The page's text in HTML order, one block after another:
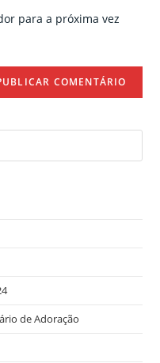
para a próxima vez
de Adoração